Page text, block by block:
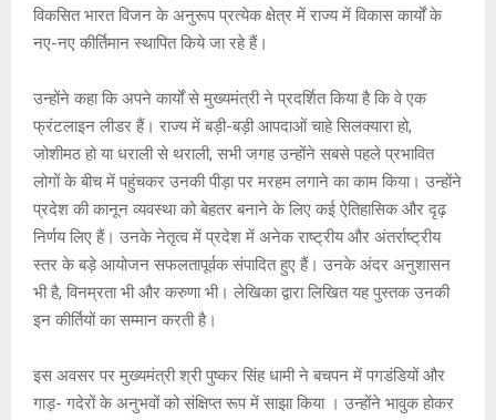
विकसित भारत विजन के अनुरूप प्रत्येक क्षेत्र में राज्य में विकास कार्यों के
नए-नए कीर्तिमान स्थापित किये जा रहे हैं।
उन्होंने कहा कि अपने कार्यों से मुख्यमंत्री ने प्रदर्शित किया है कि वे एक
फ्रंटलाइन लीडर हैं। राज्य में बड़ी-बड़ी आपदाओं चाहे सिलक्यारा हो,
जोशीमठ हो या धराली से थराली, सभी जगह उन्होंने सबसे पहले प्रभावित
लोगों के बीच में पहुंचकर उनकी पीड़ा पर मरहम लगाने का काम किया। उन्होंने
प्रदेश की कानून व्यवस्था को बेहतर बनाने के लिए कई ऐतिहासिक और दृढ़
निर्णय लिए हैं। उनके नेतृत्व में प्रदेश में अनेक राष्ट्रीय और अंतर्राष्ट्रीय
स्तर के बड़े आयोजन सफलतापूर्वक संपादित हुए हैं। उनके अंदर अनुशासन
भी है, विनम्रता भी और करुणा भी। लेखिका द्वारा लिखित यह पुस्तक उनकी
इन कीर्तियों का सम्मान करती है।
इस अवसर पर मुख्यमंत्री श्री पुष्कर सिंह धामी ने बचपन में पगडंडियों और
गाड़- गदेरों के अनुभवों को संक्षिप्त रूप में साझा किया । उन्होंने भावुक होकर